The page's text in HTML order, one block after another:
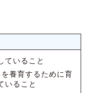
ていること
養育するために育
いること